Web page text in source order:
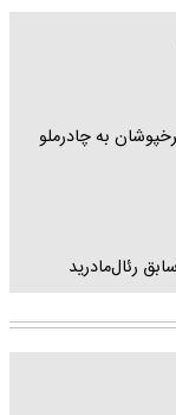
به چادرملو
رئال‌مادرید